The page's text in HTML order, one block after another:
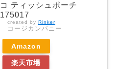
コ ティッシュポーチ
175017
created by Rinker
コージカンパニー
Amazon
楽天市場